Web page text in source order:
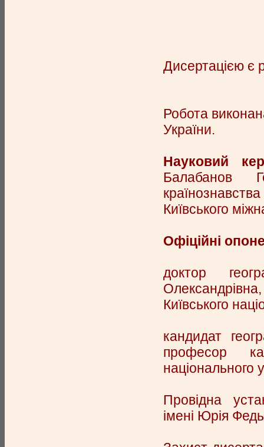
Дисертацією є
Робота
України.
Науковий
Балабанов
країнознавства
Київського
Офіційні
доктор
Київського
кандидат
професор
національного
Провідна
імені Юрія